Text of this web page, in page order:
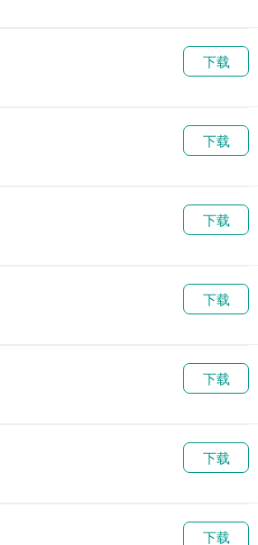
下载
下载
下载
下载
下载
下载
下载